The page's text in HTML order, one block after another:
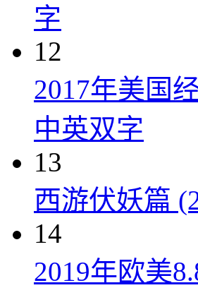
字
12
2017年美国
中英双字
13
西游伏妖篇
14
2019年欧美